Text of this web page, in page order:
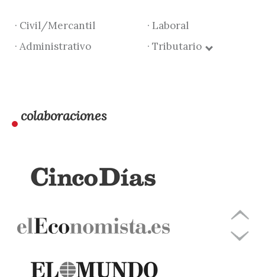
· Civil/Mercantil
· Laboral
· Administrativo
· Tributario
colaboraciones